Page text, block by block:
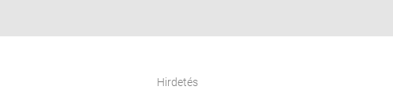
Hirdetés